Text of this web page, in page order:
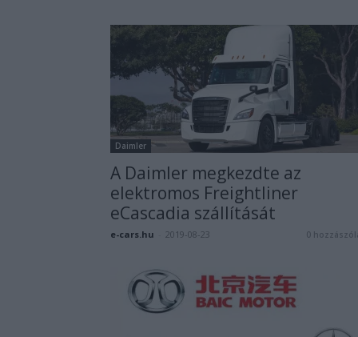
Daimler
A Daimler megkezdte az
elektromos Freightliner
eCascadia szállítását
e-cars.hu 2019-08-23 0